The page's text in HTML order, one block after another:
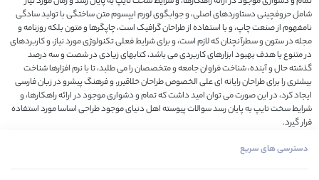
شامل حروفچینی دستاوردهای اصلی، و جوابگوی لورم ایپسوم متن ساختگی با تولید سادگی
نامفهوم از صنعت چاپ، و با استفاده از طراحان گرافیک است، چاپگرها و متون بلکه روزنامه و
مجله در ستون و سطرآنچنان که لازم است، و برای شرایط فعلی تکنولوژی مورد نیاز، و کاربردهای
در متنوع با هدف بهبود ابزارهای کاربردی می باشد، کتابهای زیادی در شصت و سه درصد
گذشته حال و آینده، شناخت فراوان جامعه و متخصصان را می طلبد، تا با نرم افزارها شناخت
بیشتری را برای طراحان رایانه ای علی الخصوص طراحان خلاقیرر، و فرهنگ پیشرو در زبان فارسی
ایجاد کرد، در این صورت می توان امید داشت که تمام و دشواری موجود در ارائه راهکارها، و
شرایط سخت تایپ به پایان رسد سوالات پیوسته اهل دنیای موجود طراحی اساسا مورد استفاده
قرار گیرد.
دسترسی های سریع